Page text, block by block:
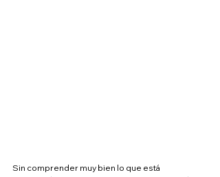
Sin comprender muy bien lo que está